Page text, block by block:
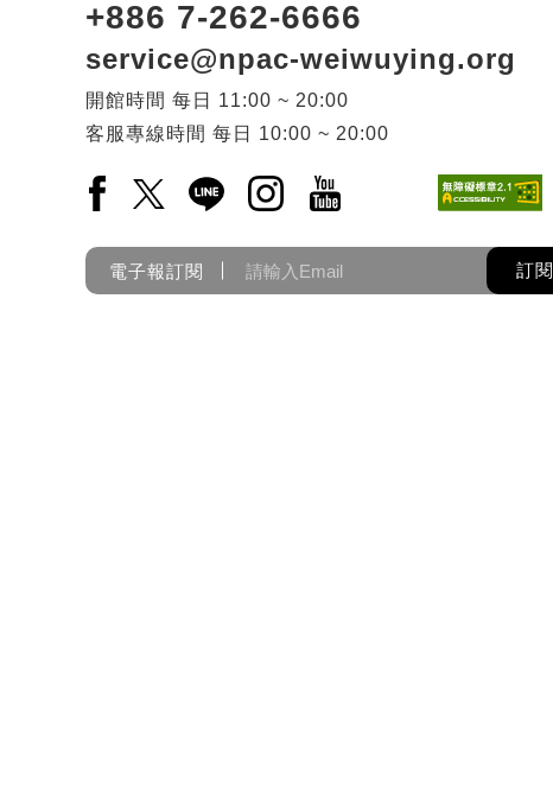
+886 7-262-6666
service@npac-weiwuying.org
開館時間 每日
11:00 ~ 20:00
客服專線時間 每日 10:00 ~ 20:00
Facebook(另開新視窗)
X(另開新視窗)
LINE(另開新視窗)
Instagram(另開新視窗)
YouTube(另開新視窗)
電子報訂閱 訂閱